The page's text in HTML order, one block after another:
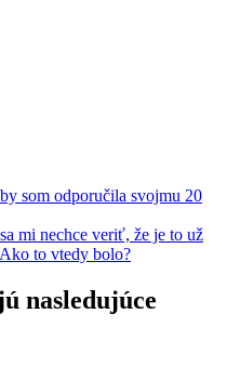
som odporučila svojmu 20
mi nechce veriť, že je to už
to vtedy bolo?
nasledujúce